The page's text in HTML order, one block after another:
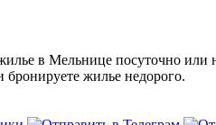
в Мельнице посуточно или
бронируете жилье недорого.